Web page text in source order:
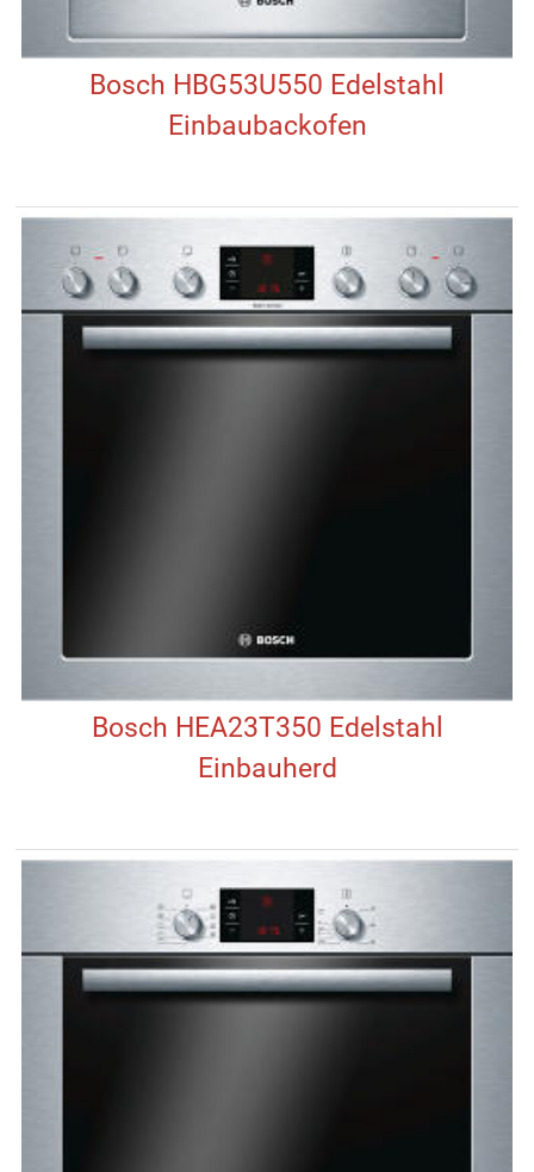
Bosch HBG53U550 Edelstahl
Einbaubackofen
Bosch HEA23T350 Edelstahl
Einbauherd